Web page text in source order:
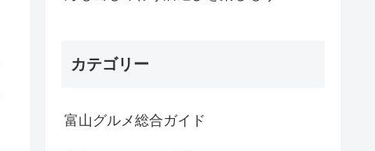
カテゴリー
富山グルメ総合ガイド